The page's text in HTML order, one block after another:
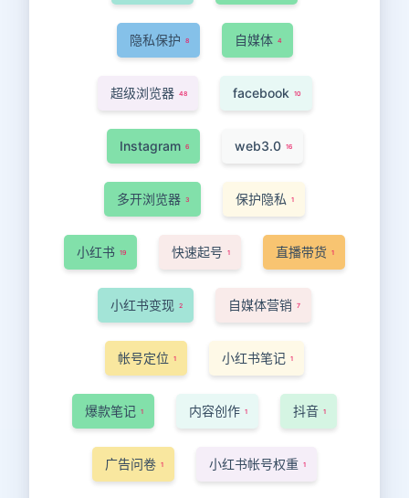
隐私保护 8 自媒体 4
超级浏览器 48 facebook 10
Instagram 6 web3.0 16
多开浏览器 3 保护隐私 1
小红书 19 快速起号 1 直播带货 1
小红书变现 2 自媒体营销 7
帐号定位 1 小红书笔记 1
爆款笔记 1 内容创作 1 抖音 1
广告问卷 1 小红书帐号权重 1